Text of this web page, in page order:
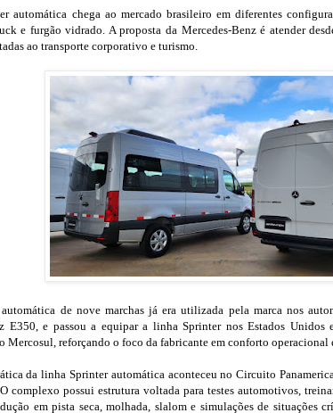
automática chega ao mercado brasileiro em diferentes
e furgão vidrado. A proposta da Mercedes-Benz é atender
ao transporte corporativo e turismo.
automática de nove marchas já era utilizada pela marca nos
E350, e passou a equipar a linha Sprinter nos Estados Unidos
Mercosul, reforçando o foco da fabricante em conforto
da linha Sprinter automática aconteceu no Circuito
complexo possui estrutura voltada para testes automotivos,
em pista seca, molhada, slalom e simulações de